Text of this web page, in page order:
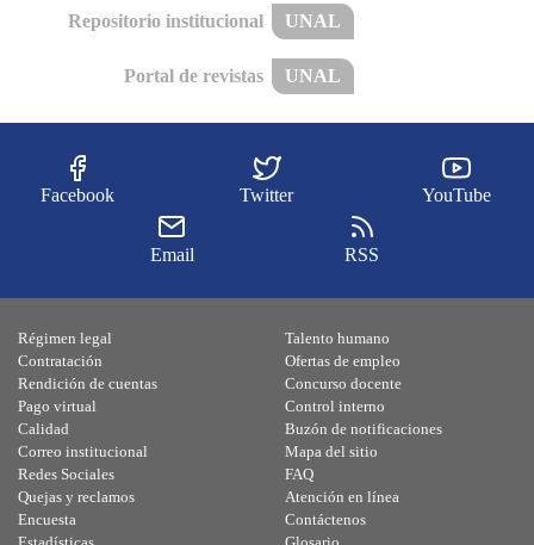
Repositorio institucional UNAL
Portal de revistas UNAL
Facebook Twitter YouTube
Email RSS
Régimen legal
Contratación
Rendición de cuentas
Pago virtual
Calidad
Talento humano
Ofertas de empleo
Concurso docente
Control interno
Buzón de notificaciones
Correo institucional
Redes Sociales
Quejas y reclamos
Encuesta
Mapa del sitio
FAQ
Atención en línea
Contáctenos